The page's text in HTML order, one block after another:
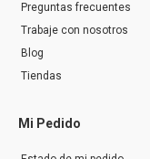
Preguntas frecuentes
Trabaje con nosotros
Blog
Tiendas
Mi Pedido